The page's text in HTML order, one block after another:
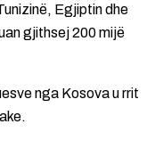
Egjiptin dhe
gjithsej 200 mijë
nga Kosova u rrit